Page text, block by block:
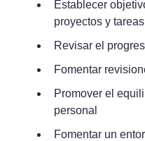
Establecer
proyectos y tareas
Revisar el
Fomentar
Promover el
personal
Fomentar un